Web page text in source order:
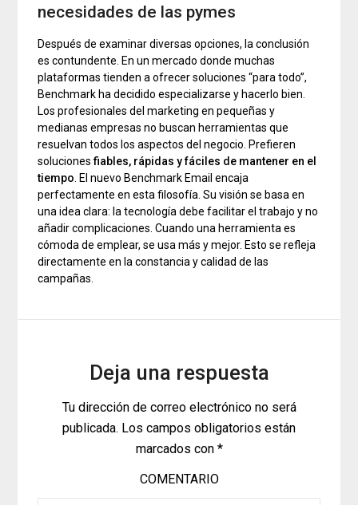
necesidades de las pymes
Después de examinar diversas opciones, la conclusión
es contundente. En un mercado donde muchas
plataformas tienden a ofrecer soluciones “para todo”,
Benchmark ha decidido especializarse y hacerlo bien.
Los profesionales del marketing en pequeñas y
medianas empresas no buscan herramientas que
resuelvan todos los aspectos del negocio. Prefieren
solucionesfiables, rápidas y fáciles de mantener en el
tiempo. El nuevo Benchmark Email encaja
perfectamente en esta filosofía. Su visión se basa en
una idea clara: la tecnología debe facilitar el trabajo y no
añadir complicaciones. Cuando una herramienta es
cómoda de emplear, se usa más y mejor. Esto se refleja
directamente en la constancia y calidad de las
campañas.
Deja una respuesta
Tu dirección de correo electrónico no será
publicada. Los campos obligatorios están
marcados con *
COMENTARIO